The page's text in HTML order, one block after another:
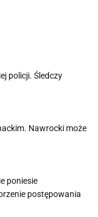
policji. Śledczy
Nawrocki może
poniesie
postępowania